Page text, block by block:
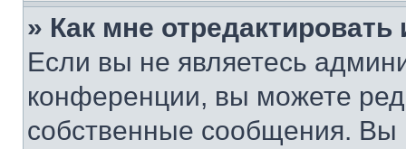
» Как мне
Если вы не являетесь
конференции, вы можете
собственные сообщения. Вы